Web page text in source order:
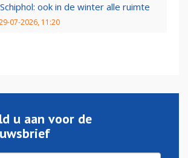
ook in de winter alle ruimte
07-2026, 11:20
u aan voor de